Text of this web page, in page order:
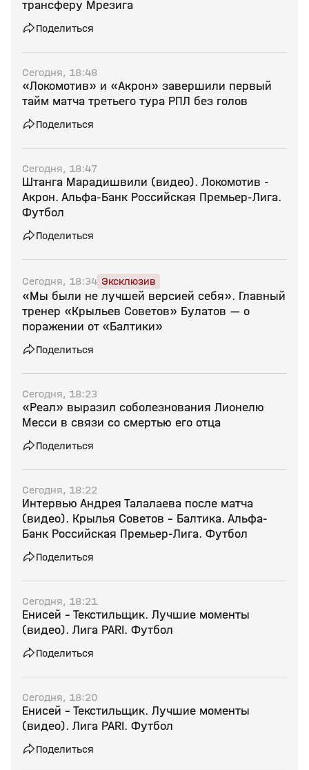
трансферу Мрезига
Поделиться
Сегодня, 18:48
«Локомотив» и «Акрон» завершили первый
тайм матча третьего тура РПЛ без голов
Поделиться
Сегодня, 18:47
Штанга Марадишвили (видео). Локомотив -
Акрон. Альфа-Банк Российская Премьер-Лига.
Футбол
Поделиться
Сегодня, 18:34 Эксклюзив
«Мы были не лучшей версией себя». Главный
тренер «Крыльев Советов» Булатов — о
поражении от «Балтики»
Поделиться
Сегодня, 18:23
«Реал» выразил соболезнования Лионелю
Месси в связи со смертью его отца
Поделиться
Сегодня, 18:22
Интервью Андрея Талалаева после матча
(видео). Крылья Советов - Балтика. Альфа-
Банк Российская Премьер-Лига. Футбол
Поделиться
Сегодня, 18:21
Енисей - Текстильщик. Лучшие моменты
(видео). Лига PARI. Футбол
Поделиться
Сегодня, 18:20
Енисей - Текстильщик. Лучшие моменты
(видео). Лига PARI. Футбол
Поделиться